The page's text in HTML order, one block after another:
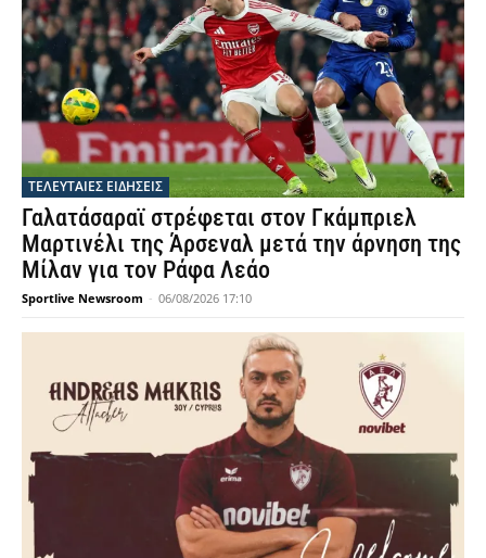
ΤΕΛΕΥΤΑΙΕΣ ΕΙΔΗΣΕΙΣ
Γαλατάσαραϊ στρέφεται στον Γκάμπριελ
Μαρτινέλι της Άρσεναλ μετά την άρνηση της
Μίλαν για τον Ράφα Λεάο
Sportlive Newsroom - 06/08/2026 17:10